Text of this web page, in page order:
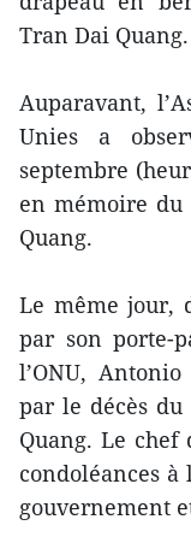
Tran Dai Quang.
Auparavant,
Unies a
septembre
en mémoire
Quang.
Le même jour,
par son porte-
l’ONU,
par le décès
Quang. Le chef
condoléances
gouvernement